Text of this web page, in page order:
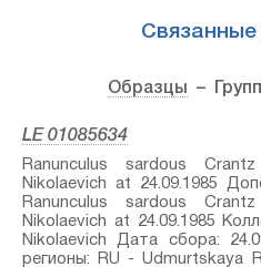
Образцы –
LE 01085634
Ranunculus sardous
Nikolaevich at 24.09.1985
Ranunculus sardous
Nikolaevich at 24.09.1985
Nikolaevich Дата сбора:
регионы: RU - Udmurtskaya